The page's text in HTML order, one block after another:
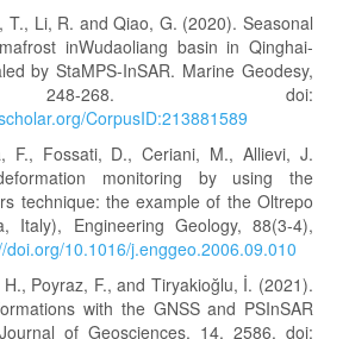
T., Li, R. and Qiao, G. (2020). Seasonal
inWudaoliang basin in Qinghai-
by StaMPS-InSAR. Marine Geodesy,
268. doi:
CorpusID:213881589
F., Fossati, D., Ceriani, M., Allievi, J.
monitoring by using the
technique: the example of the Oltrepo
Italy), Engineering Geology, 88(3-4),
doi.org/10.1016/j.enggeo.2006.09.010
Poyraz, F., and Tiryakioğlu, İ. (2021).
with the GNSS and PSInSAR
of Geosciences, 14, 2586. doi: